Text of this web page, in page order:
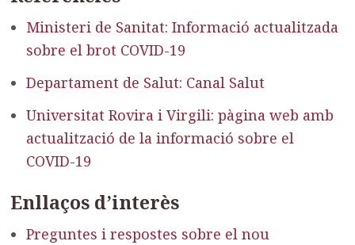
Ministeri de Sanitat: Informació actualitzada
sobre el brot COVID-19
Departament de Salut: Canal Salut
Universitat Rovira i Virgili: pàgina web amb
actualització de la informació sobre el
COVID-19
Enllaços d’interès
Preguntes i respostes sobre el nou